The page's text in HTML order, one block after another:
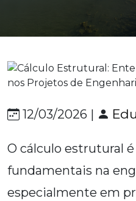
12/03/2026 |
O cálculo estrutural
fundamentais na
especialmente em